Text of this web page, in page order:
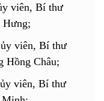
viên, Bí thư
viên, Bí thư
Hồng Châu;
viên, Bí thư